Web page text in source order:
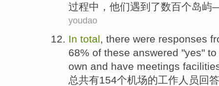
过程中，他们遇到了数百个岛屿
youdao
In total, there were responses
68% of these answered "yes" to
own and have meetings
总共有154个机场的工作人员 回答